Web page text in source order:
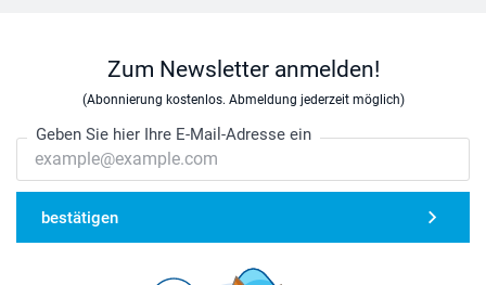
Zum Newsletter anmelden!
(Abonnierung kostenlos. Abmeldung jederzeit möglich)
Geben Sie hier Ihre E-Mail-Adresse ein
bestätigen